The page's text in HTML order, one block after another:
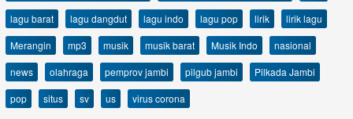
lagu barat
lagu dangdut lagu indo lagu pop lirik
lirik lagu
Merangin
mp3 musik musik barat Musik Indo
nasional
news
olahraga pemprov jambi pilgub jambi
Pilkada Jambi
pop
situs sv us virus corona